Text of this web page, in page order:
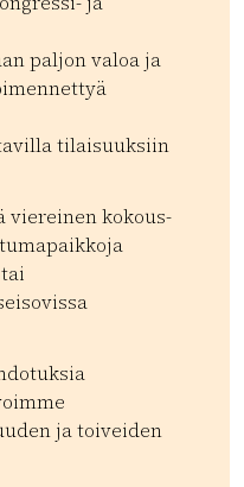
paljon valoa ja
tilaisuuksiin
viereinen kokous-
ja toiveiden